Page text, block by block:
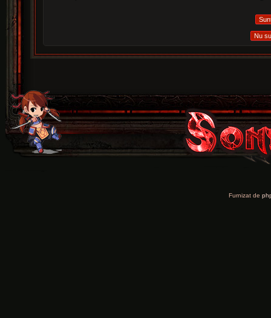
Furnizat de